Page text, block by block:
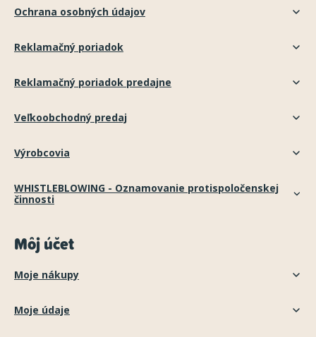
Ochrana osobných údajov
Reklamačný poriadok
Reklamačný poriadok predajne
Veľkoobchodný predaj
Výrobcovia
WHISTLEBLOWING - Oznamovanie protispoločenskej
činnosti
Môj účet
Moje nákupy
Moje údaje